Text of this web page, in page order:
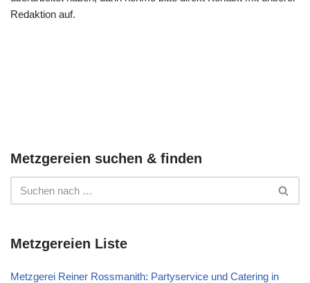
Redaktion auf.
Metzgereien suchen & finden
Metzgereien Liste
Metzgerei Reiner Rossmanith: Partyservice und Catering in